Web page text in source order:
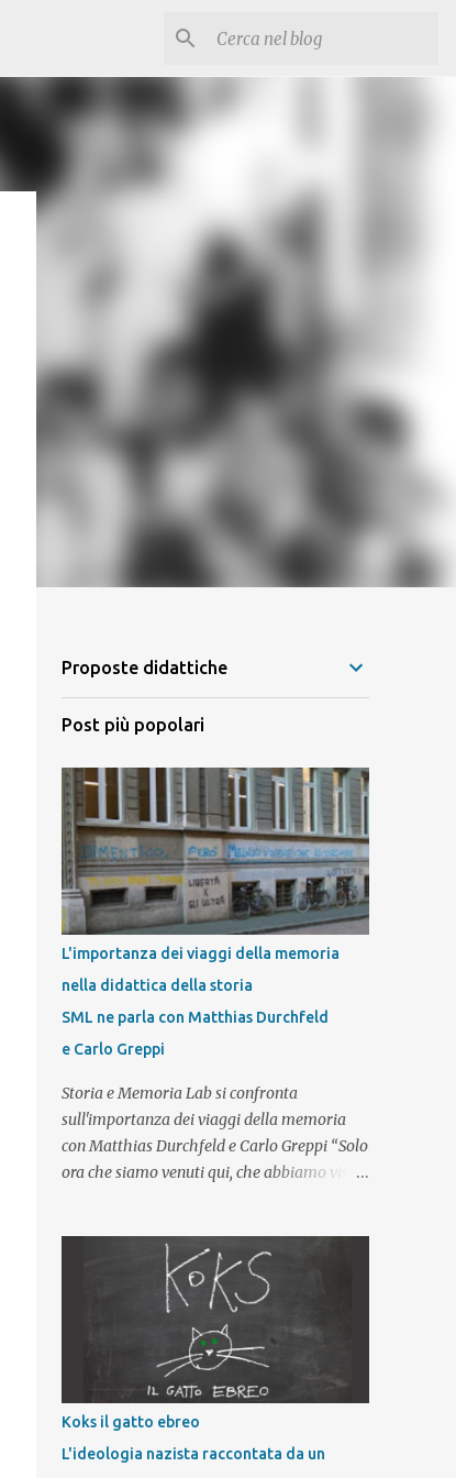
Proposte didattiche
Post più popolari
L'importanza dei viaggi della memoria
nella didattica della storia
SML ne parla con Matthias Durchfeld
e Carlo Greppi
Storia e Memoria Lab si confronta
sull'importanza dei viaggi della memoria
con Matthias Durchfeld e Carlo Greppi “Solo
ora che siamo venuti qui, che abbiamo visto
considerazioni che i giovani esprimono al
termine di un viaggio studio in un campo di
concentramento nazista – e in particolare
dopo aver visitato il complesso
concentrazionario di Auschwitz-Birkenau –
questa è una delle affermazioni più
frequenti. Questo tipo di riflessione impone
allora un primo, importante, interrogativo:
partecipare a un viaggio della memoria,
Koks il gatto ebreo
L'ideologia nazista raccontata da un